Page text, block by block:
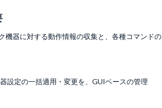
機器に対する動作情報の収集と、各種コマンドの
設定の一括適用・変更を、GUIベースの管理